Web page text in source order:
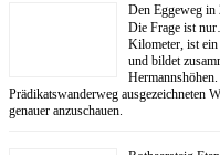
Den Eggeweg in
Die Frage ist
Kilometer, ist ein
und bildet
Prädikatswanderweg ausgezeichneten
genauer anzuschauen.